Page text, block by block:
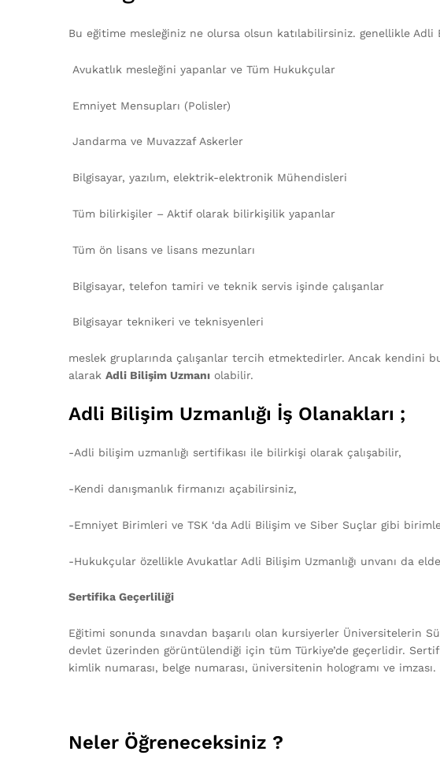
Bu eğitime mesleğiniz ne olursa olsun katılabilirsiniz. genellikle Adli
Avukatlık mesleğini yapanlar ve Tüm Hukukçular
Emniyet Mensupları (Polisler)
Jandarma ve Muvazzaf Askerler
Bilgisayar, yazılım, elektrik-elektronik Mühendisleri
Tüm bilirkişiler – Aktif olarak bilirkişilik yapanlar
Tüm ön lisans ve lisans mezunları
Bilgisayar, telefon tamiri ve teknik servis işinde çalışanlar
Bilgisayar teknikeri ve teknisyenleri
meslek gruplarında çalışanlar tercih etmektedirler. Ancak kendini
alarak Adli Bilişim Uzmanı olabilir.
Adli Bilişim Uzmanlığı İş Olanakları ;
-Adli bilişim uzmanlığı sertifikası ile bilirkişi olarak çalışabilir,
-Kendi danışmanlık firmanızı açabilirsiniz,
-Emniyet Birimleri ve TSK ‘da Adli Bilişim ve Siber Suçlar gibi
-Hukukçular özellikle Avukatlar Adli Bilişim Uzmanlığı unvanı da
Sertifika Geçerliliği
Eğitimi sonunda sınavdan başarılı olan kursiyerler Üniversitelerin
devlet üzerinden görüntülendiği için tüm Türkiye’de geçerlidir.
kimlik numarası, belge numarası, üniversitenin hologramı ve imzası.
Neler Öğreneceksiniz ?